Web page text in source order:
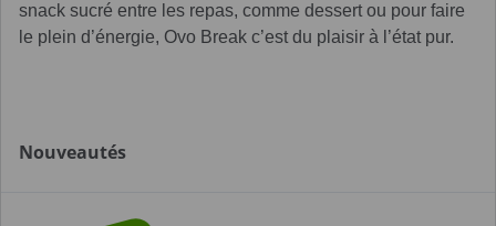
snack sucré entre les repas, comme dessert ou pour faire
le plein d’énergie, Ovo Break c’est du plaisir à l’état pur.
Nouveautés